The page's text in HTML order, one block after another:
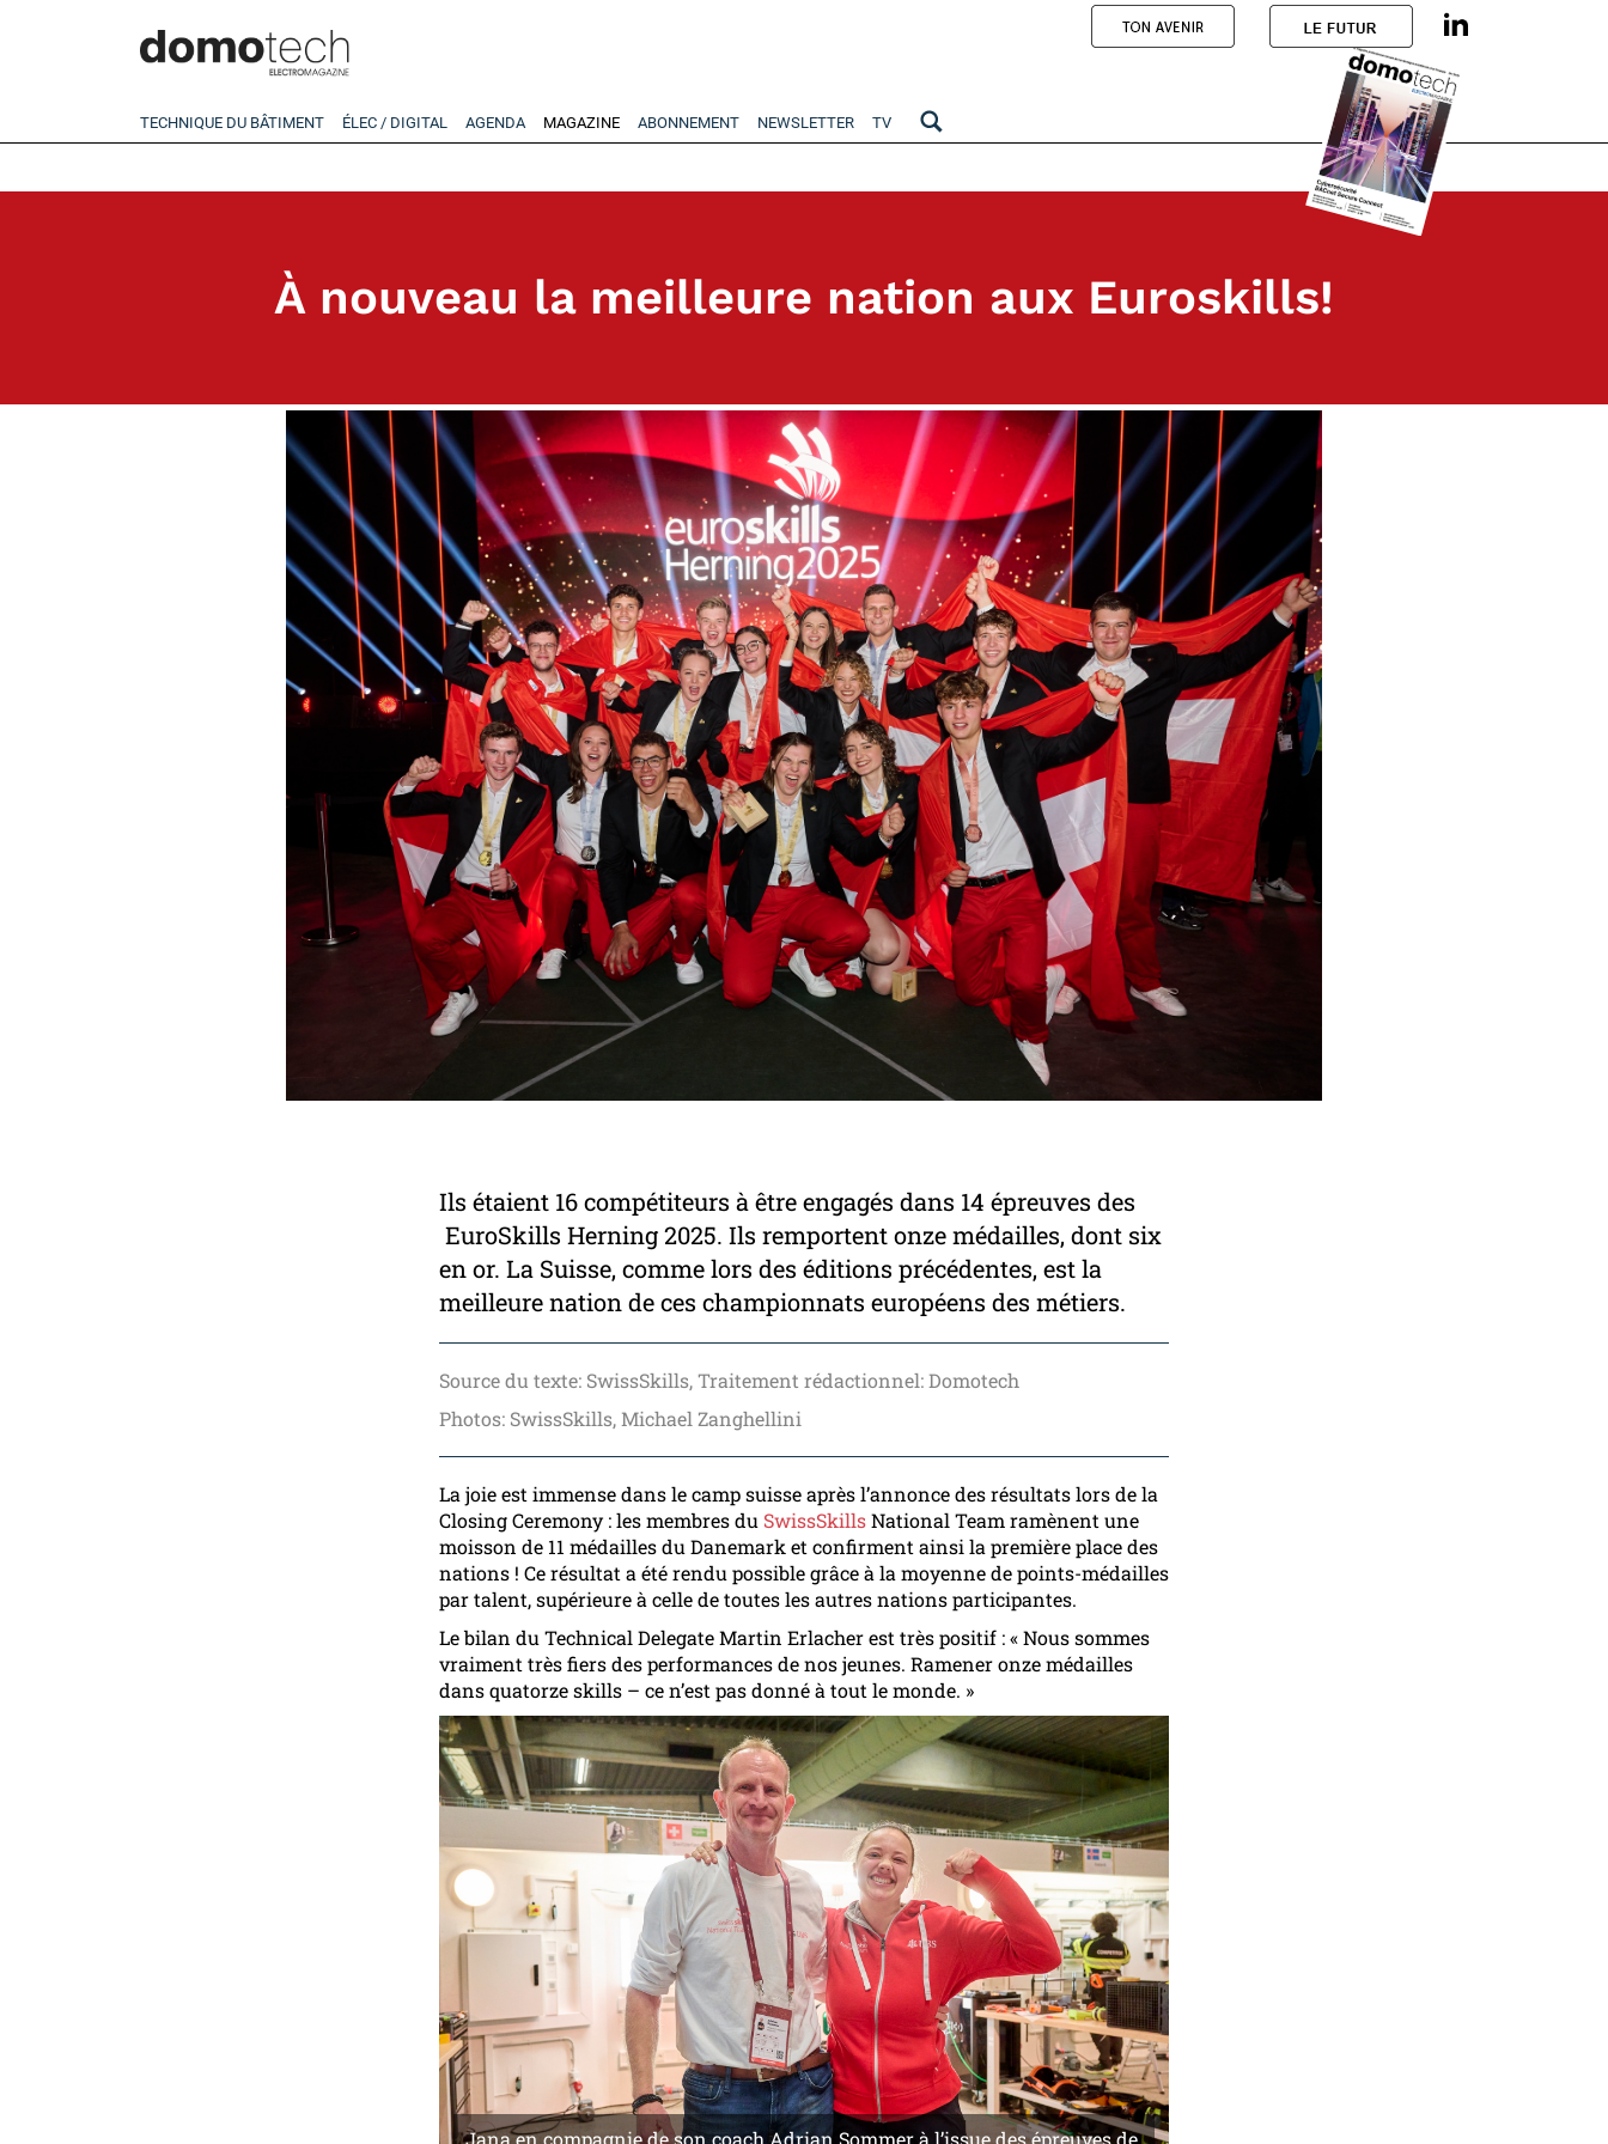
TECHNIQUE DU BÂTIMENT ÉLEC / DIGITAL AGENDA MAGAZINE ABONNEMENT NEWSLETTER TV
À nouveau la meilleure nation aux Euroskills!
Ils étaient 16 compétiteurs à être engagés dans 14 épreuves des
EuroSkills Herning 2025. Ils remportent onze médailles, dont six
en or. La Suisse, comme lors des éditions précédentes, est la
meilleure nation de ces championnats européens des métiers.
Source du texte: SwissSkills, Traitement rédactionnel: Domotech
Photos: SwissSkills, Michael Zanghellini
La joie est immense dans le camp suisse après l’annonce des résultats lors de la
Closing Ceremony : les membres du SwissSkillsNational Team ramènent une
moisson de 11 médailles du Danemark et confirment ainsi la première place des
nations ! Ce résultat a été rendu possible grâce à la moyenne de points-médailles
par talent, supérieure à celle de toutes les autres nations participantes.
Le bilan du Technical Delegate Martin Erlacher est très positif : « Nous sommes
vraiment très fiers des performances de nos jeunes. Ramener onze médailles
dans quatorze skills – ce n’est pas donné à tout le monde. »
Jana en compagnie de son coach Adrian Sommer à l’issue des épreuves de